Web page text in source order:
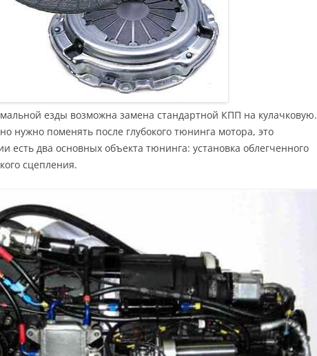
езды возможна замена стандартной КПП на кулачковую.
нужно поменять после глубокого тюнинга мотора, это
есть два основных объекта тюнинга: установка облегченного
сцепления.